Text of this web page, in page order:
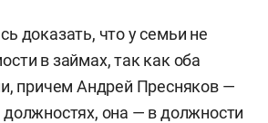
доказать, что у семьи не
в займах, так как оба
причем Андрей Пресняков —
она — в должности